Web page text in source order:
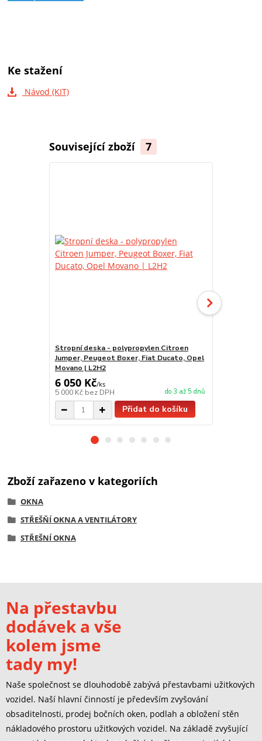
Ke stažení
Návod (KIT)
Související zboží 7
Stropní deska - polypropylen Citroen
Jumper, Peugeot Boxer, Fiat Ducato, Opel
Movano | L2H2
6 050 Kč/ks
5 000 Kč bez DPH do 3 až 5 dnů
Přidat do košíku
Zboží zařazeno v kategoriích
OKNA
STŘEŠŇÍ OKNA A VENTILÁTORY
STŘEŠNÍ OKNA
Na přestavbu
dodávek a vše
kolem jsme
tady my!
Naše společnost se dlouhodobě zabývá přestavbami užitkových
vozidel. Naší hlavní činností je především zvyšování
obsaditelnosti, prodej bočních oken, podlah a obložení stěn
nákladového prostoru užitkových vozidel. Na základě zvyšující